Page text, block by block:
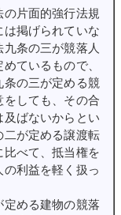
の片面的強行法規
掲げられていな
条の三が競落人
ているもので、
の三が定める競
しても、その合
ばないからとい
二が定める譲渡転
べて、抵当権を
利益を軽く扱っ
める建物の競落